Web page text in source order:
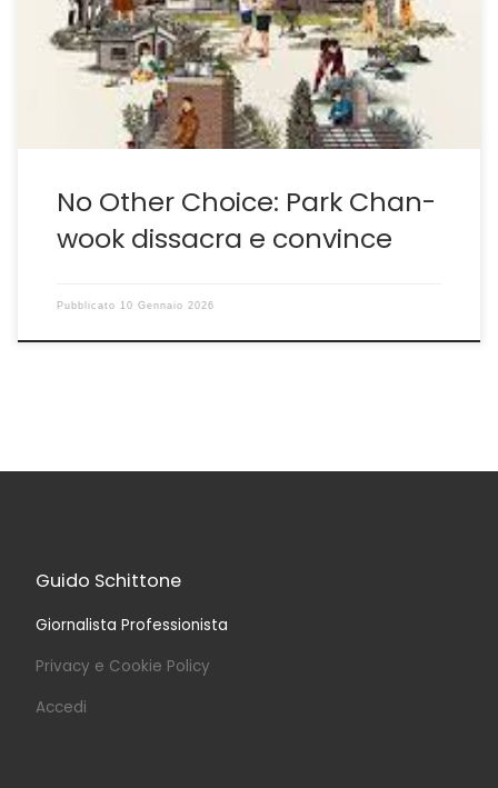
discosta per intuizioni e originalità da Cacciatore di
Teste di Costa-Gravas, autore al quale l’opera è
dedicata nei titoli di coda. Park infatti […]
No Other Choice: Park Chan-
wook dissacra e convince
Pubblicato 10 Gennaio 2026
Guido Schittone
Giornalista Professionista
Privacy e Cookie Policy
Accedi